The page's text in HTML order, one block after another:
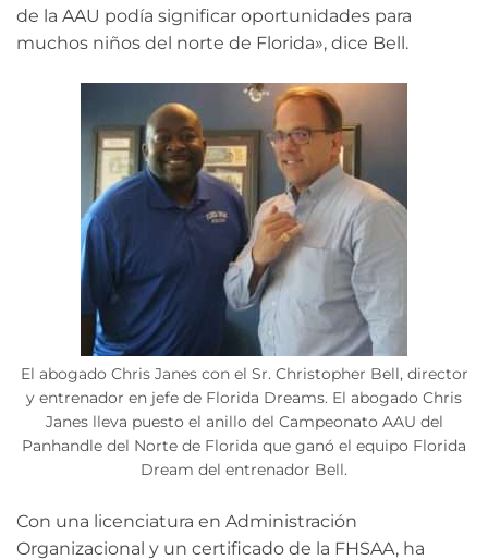
de la AAU podía significar oportunidades para
muchos niños del norte de Florida», dice Bell.
El abogado Chris Janes con el Sr. Christopher Bell, director
y entrenador en jefe de Florida Dreams. El abogado Chris
Janes lleva puesto el anillo del Campeonato AAU del
Panhandle del Norte de Florida que ganó el equipo Florida
Dream del entrenador Bell.
Con una licenciatura en Administración
Organizacional y un certificado de la FHSAA, ha